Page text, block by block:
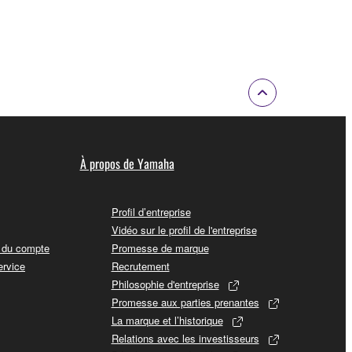
compte
À propos de Yamaha
Profil d’entreprise
Vidéo sur le profil de l'entreprise
Promesse de marque
Recrutement
Philosophie d'entreprise
Promesse aux parties prenantes
La marque et l’historique
Relations avec les investisseurs